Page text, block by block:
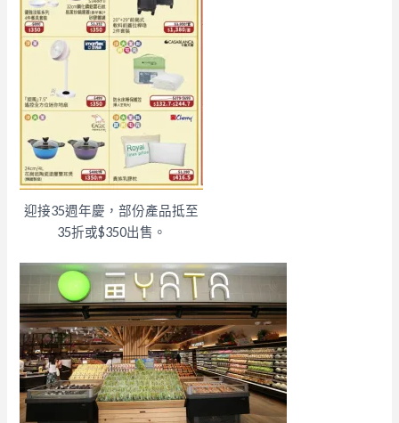
迎接35週年慶，部份產品抵至
35折或$350出售。